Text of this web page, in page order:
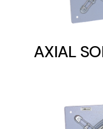
AXIAL